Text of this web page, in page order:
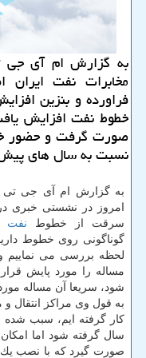
به گزارش ام آی جی
مخابرات نفت
فراورده و بنزین
خطوط نفت افزایش
صورت گرفت و حضور
نسبت به سال های
به گزارش ام آی جی تی
امروز در نشستی خبری
سرقت از خطوط نفت
گوناگونی روی خطوط
لحظه بررسی می نماییم و
مساله را مورد پایش قرار
شود، سریعا آن مساله
به قول وی مراكز انتقال
كار گرفته ایم، سبب شده
سال گرفته شود اما امكان
صورت گیرد كه با نصب یك